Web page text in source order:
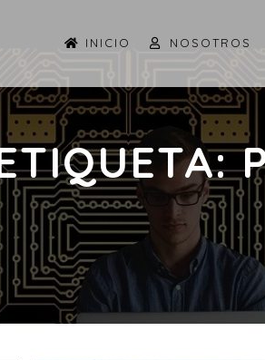
INICIO NOSOTROS